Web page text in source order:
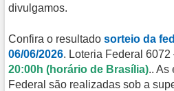
divulgamos.
Confira o resultadosorteio da
06/06/2026. Loteria Federal
20:00h (horário de Brasília).. As
Federal são realizadas sob a